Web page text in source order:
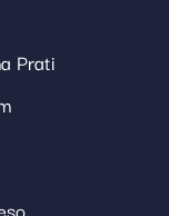
Prati